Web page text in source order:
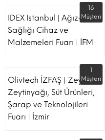
IDEX Istanbul | Ağız-Diş
Sağlığı Cihaz ve
Malzemeleri Fuarı | İFM
16
Müşteri
Olivtech İZFAŞ | Zeytin,
Zeytinyağı, Süt Ürünleri,
Şarap ve Teknolojileri
Fuarı | İzmir
1
Müşteri